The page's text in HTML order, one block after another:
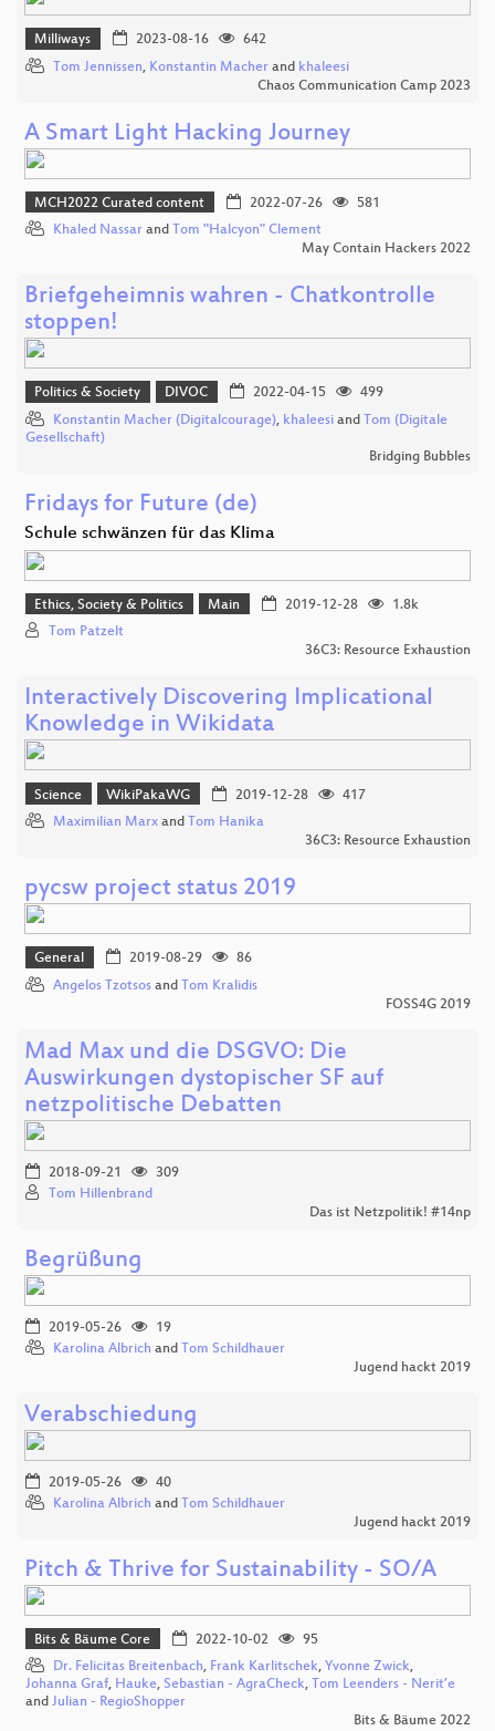
Milliways 2023-08-16
642
Tom Jennissen, Konstantin Macher and khaleesi
Chaos Communication Camp 2023
A Smart Light Hacking Journey
MCH2022 Curated content 2022-07-26
581
Khaled Nassar and Tom "Halcyon" Clement
May Contain Hackers 2022
Briefgeheimnis wahren - Chatkontrolle
stoppen!
Politics & Society DIVOC 2022-04-15
499
Konstantin Macher (Digitalcourage), khaleesi and Tom (Digitale
Gesellschaft)
Bridging Bubbles
Fridays for Future (de)
Schule schwänzen für das Klima
Ethics, Society & Politics Main 2019-12-28
1.8k
Tom Patzelt
36C3: Resource Exhaustion
Interactively Discovering Implicational
Knowledge in Wikidata
Science WikiPakaWG 2019-12-28
417
Maximilian Marx and Tom Hanika
36C3: Resource Exhaustion
pycsw project status 2019
General 2019-08-29
86
Angelos Tzotsos and Tom Kralidis
FOSS4G 2019
Mad Max und die DSGVO: Die
Auswirkungen dystopischer SF auf
netzpolitische Debatten
2018-09-21
309
Tom Hillenbrand
Das ist Netzpolitik! #14np
Begrüßung
2019-05-26
19
Karolina Albrich and Tom Schildhauer
Jugend hackt 2019
Verabschiedung
2019-05-26
40
Karolina Albrich and Tom Schildhauer
Jugend hackt 2019
Pitch & Thrive for Sustainability - SO/A
Bits & Bäume Core 2022-10-02
95
Dr. Felicitas Breitenbach, Frank Karlitschek, Yvonne Zwick,
Johanna Graf, Hauke, Sebastian - AgraCheck, Tom Leenders - Nerit’e
and Julian - RegioShopper
Bits & Bäume 2022